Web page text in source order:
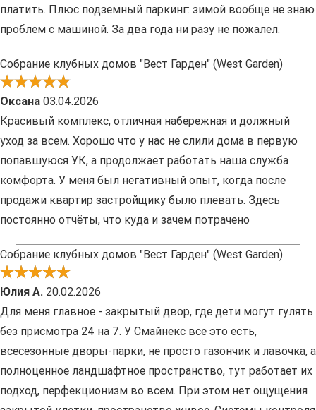
платить. Плюс подземный паркинг: зимой вообще не знаю
проблем с машиной. За два года ни разу не пожалел.
Собрание клубных домов "Вест Гарден" (West Garden)
Оксана 03.04.2026
Красивый комплекс, отличная набережная и должный
уход за всем. Хорошо что у нас не слили дома в первую
попавшуюся УК, а продолжает работать наша служба
комфорта. У меня был негативный опыт, когда после
продажи квартир застройщику было плевать. Здесь
постоянно отчёты, что куда и зачем потрачено
Собрание клубных домов "Вест Гарден" (West Garden)
Юлия А. 20.02.2026
Для меня главное - закрытый двор, где дети могут гулять
без присмотра 24 на 7. У Смайнекс все это есть,
всесезонные дворы-парки, не просто газончик и лавочка, а
полноценное ландшафтное пространство, тут работает их
подход, перфекционизм во всем. При этом нет ощущения